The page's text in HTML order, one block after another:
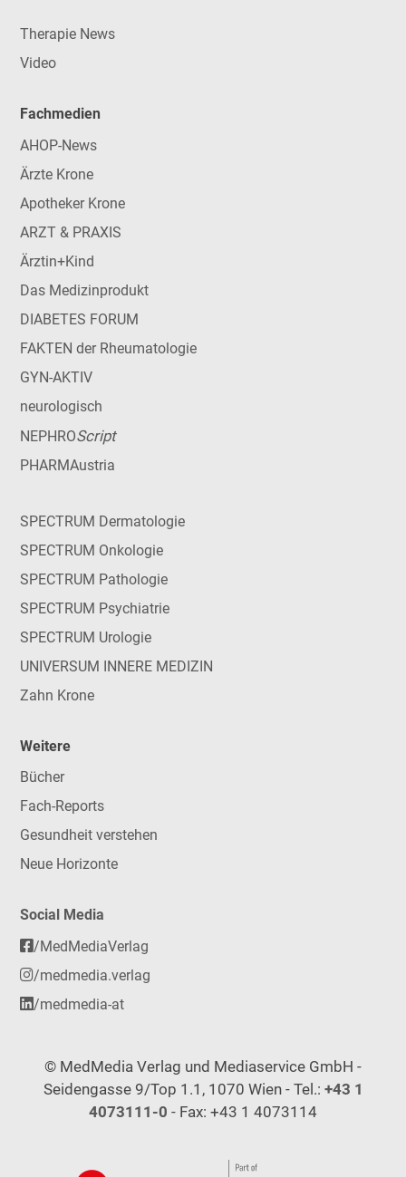
Therapie News
Video
Fachmedien
AHOP-News
Ärzte Krone
Apotheker Krone
ARZT & PRAXIS
Ärztin+Kind
Das Medizinprodukt
DIABETES FORUM
FAKTEN der Rheumatologie
GYN-AKTIV
neurologisch
NEPHROScript
PHARMAustria
SPECTRUM Dermatologie
SPECTRUM Onkologie
SPECTRUM Pathologie
SPECTRUM Psychiatrie
SPECTRUM Urologie
UNIVERSUM INNERE MEDIZIN
Zahn Krone
Weitere
Bücher
Fach-Reports
Gesundheit verstehen
Neue Horizonte
Social Media
/MedMediaVerlag
/medmedia.verlag
/medmedia-at
© MedMedia Verlag und Mediaservice GmbH -
Seidengasse 9/Top 1.1, 1070 Wien - Tel.: +43 1
4073111-0 - Fax: +43 1 4073114